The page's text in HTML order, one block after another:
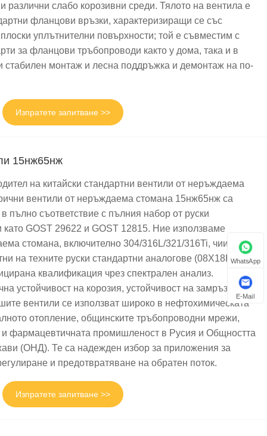
тръбопроводи за пара с високо налягане.
и зряла технология от нашата стандартизирана фабрика.
производствена технология, осигуряваща стабилна
за да се движи нагоре и надолу; включване-
е перпендикулярна на посоката на повдигане на
живот. Принципът е прост и надежден,
независимо контролираме целия процес от рязане на
се ръководи от професионален екип. Като
Всеки сферичен вентил отговаря напълно на
материали за различни среди,
е основното предимство на висококачествените
различни слабо корозивни среди. Тялото на вентила е
фланцови връзки, характеризиращи се със
уплътнителни повърхности; той е съвместим с
за фланцови тръбопроводи както у дома, така и в
стабилен монтаж и лесна поддръжка и демонтаж на по-
Изпратете запитване >>
15нж65нж
на китайски стандартни вентили от неръждаема
вентили от неръждаема стомана 15нж65нж са
пълно съответствие с пълния набор от руски
като GOST 29622 и GOST 12815. Ние използваме
стомана, включително 304/316L/321/316Ti, чиито
на техните руски стандартни аналогове (08Х18Н10,
квалификация чрез спектрален анализ.
устойчивост на корозия, устойчивост на замръзване и
вентили се използват широко в нефтохимическата
отопление, общинските тръбопроводни мрежи,
и фармацевтичната промишленост в Русия и Общността
(ОНД). Те са надежден избор за приложения за
и предотвратяване на обратен поток.
Изпратете запитване >>
WhatsApp
E-Mail